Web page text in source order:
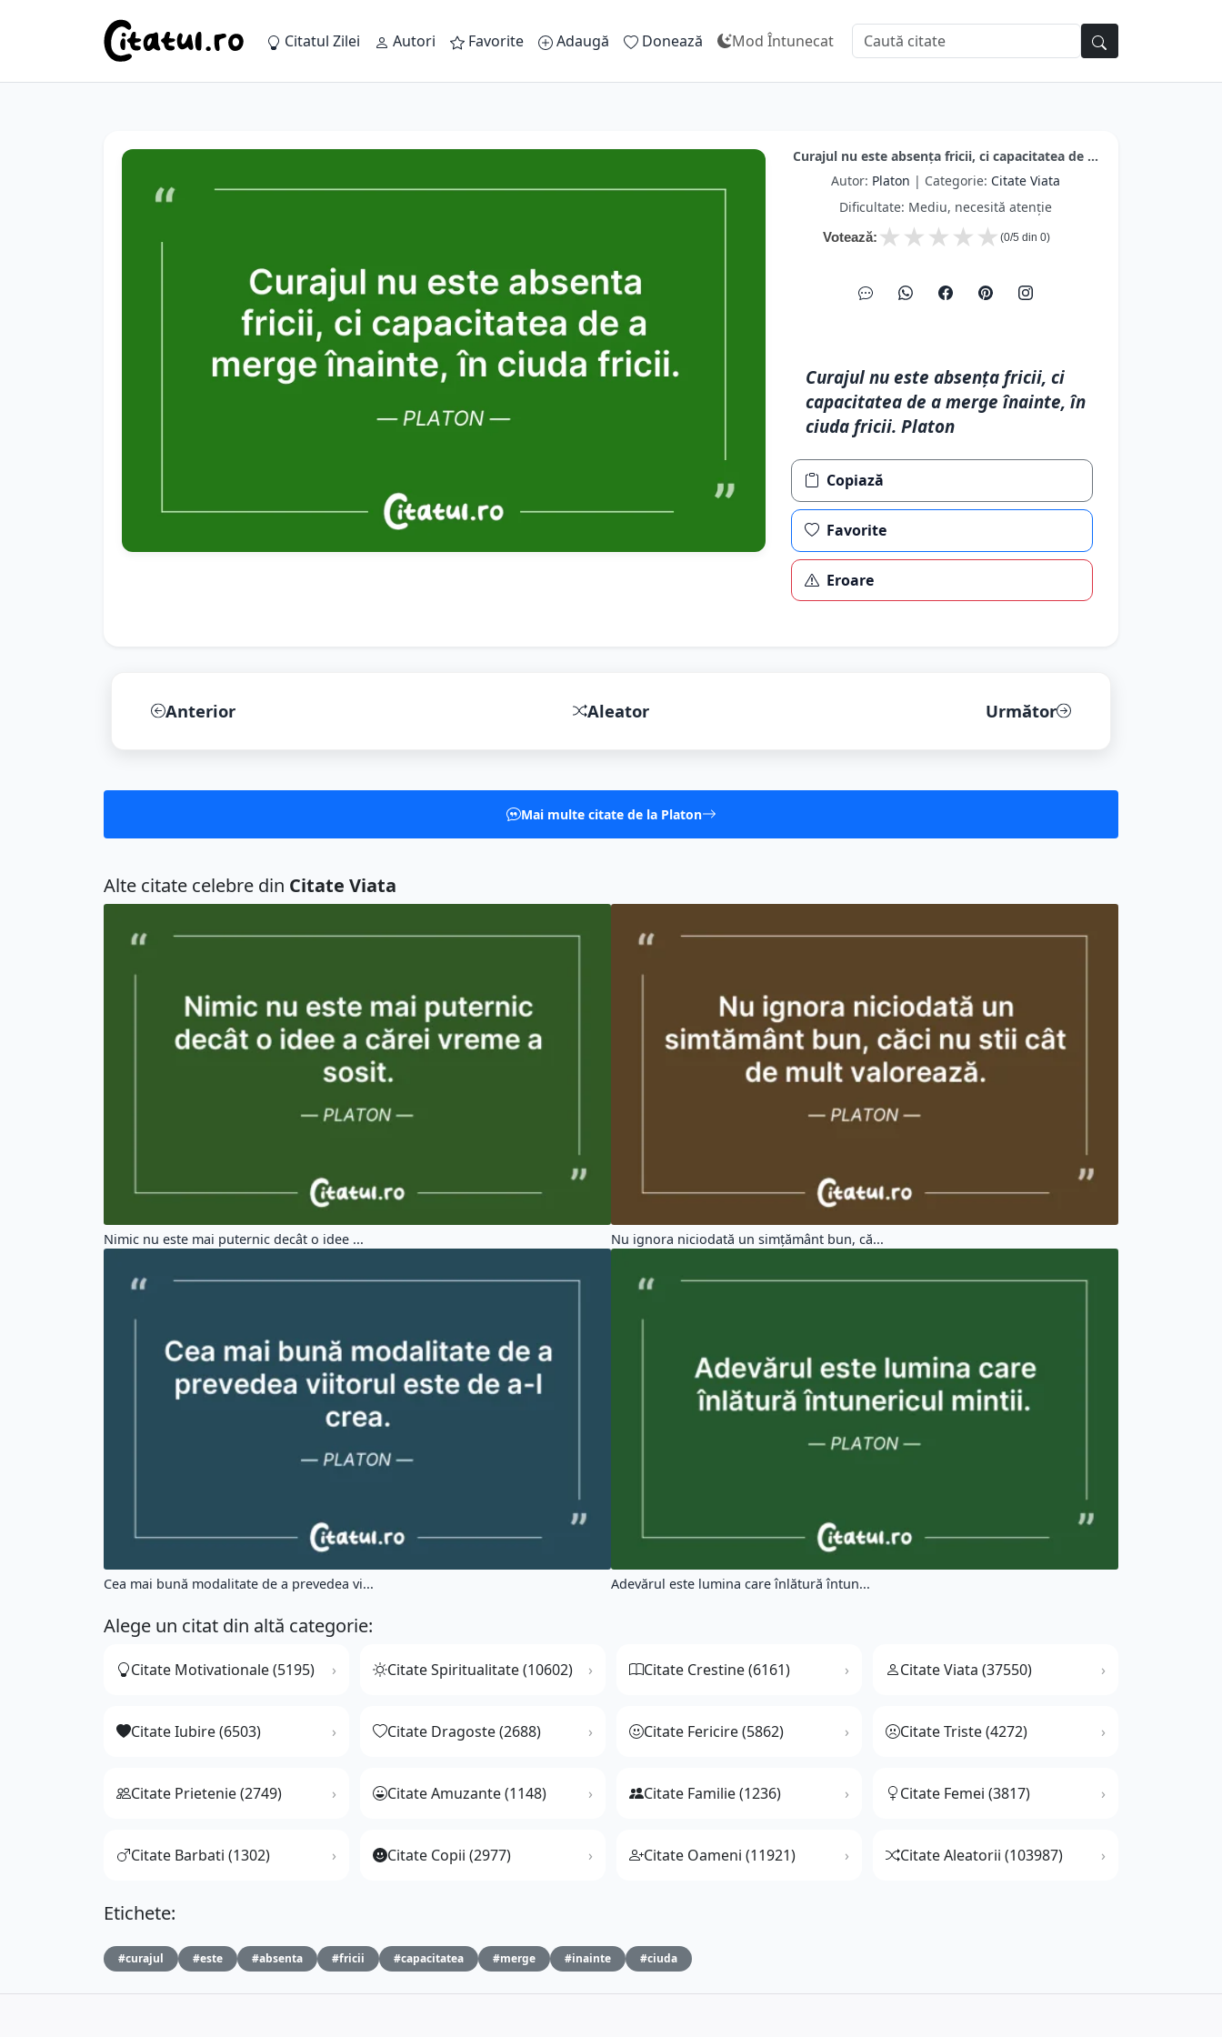
Citatul Zilei Autori Favorite Adaugă Donează Mod Întunecat
Curajul nu este absența fricii, ci capacitatea de ...
Autor: Platon | Categorie: Citate Viata
Dificultate: Mediu, necesită atenție
Votează: ★
★
★
★
★ (0/5 din 0)
Curajul nu este absența fricii, ci
capacitatea de a merge înainte, în
ciuda fricii. Platon
Copiază
Favorite
Eroare
Anterior Aleator Următor
Mai multe citate de la Platon
Alte citate celebre din Citate Viata
Nimic nu este mai puternic decât o idee ... Nu ignora niciodată un simțământ bun, că...
Cea mai bună modalitate de a prevedea vi... Adevărul este lumina care înlătură întun...
Alege un citat din altă categorie:
Citate Motivationale (5195) Citate Spiritualitate (10602) Citate Crestine (6161) Citate Viata (37550)
Citate Iubire (6503) Citate Dragoste (2688) Citate Fericire (5862) Citate Triste (4272)
Citate Prietenie (2749) Citate Amuzante (1148) Citate Familie (1236) Citate Femei (3817)
Citate Barbati (1302) Citate Copii (2977) Citate Oameni (11921) Citate Aleatorii (103987)
Etichete:
#curajul #este #absenta #fricii #capacitatea #merge #inainte #ciuda